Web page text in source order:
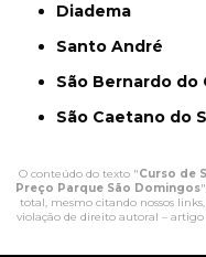
Diadema
Santo André
São Bernardo do
São Caetano do
O conteúdo do texto "Curso de
Preço Parque São Domingos
total, mesmo citando nossos
violação de direito autoral – artigo